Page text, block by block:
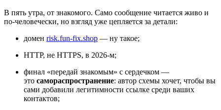
В пять утра, от знакомого. Само сообщение читается живо и
по‑человечески, но взгляд уже цепляется за детали:
домен risk.fun‑fix.shop — ну такое;
HTTP, не HTTPS, в 2026-м;
финал «передай знакомым» с сердечком —
это самораспространение: автор схемы хочет, чтобы вы
сами добавили легитимности ссылке среди ваших
контактов;